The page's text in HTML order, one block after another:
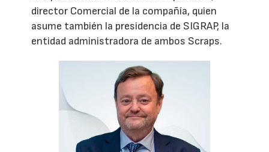
director Comercial de la compañía, quien
asume también la presidencia de SIGRAP, la
entidad administradora de ambos Scraps.